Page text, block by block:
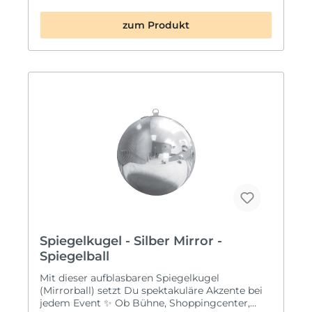
Schon von weitem sichtbar – ideal für Events,
Messen oder Promotions✅ Bewegung &
Aufmerksamkeit: Durch das integrierte Gebläse
tanzt der Skydancer in der Luft und sorgt für
Farben und Beschriftung nach deinen
Wünschen📏 Platzbedarf: 3 x 3 m + 6 Meter
Höhe⚡ Strombedarf: 230V / 16A🎈 Material:
Robuster, wetterfester Stoff für den
Außeneinsatz🔒 Kaution: 200,- €📦 Inklusive:
Gebläse im Mietpreis enthaltenMiete jetzt den
Skydancer Hansi und mache dein Event
zum Produkt
Spiegelkugel - Silber Mirror -
Spiegelball
Mit dieser aufblasbaren Spiegelkugel
(Mirrorball) setzt Du spektakuläre Akzente bei
jedem Event ✨ Ob Bühne, Shoppingcenter,